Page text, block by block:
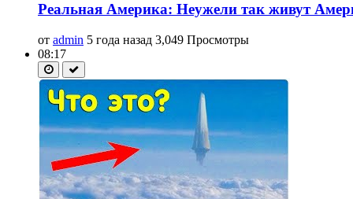
Реальная Америка: Неужели так живут
от admin 5 года назад 3,049 Просмотры
08:17